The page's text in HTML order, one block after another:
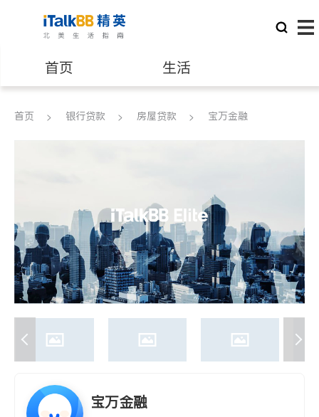
首页 生活
医生 律师
养老 非盈利组织
首页 银行贷款 房屋贷款 宝万金融
宝万金融